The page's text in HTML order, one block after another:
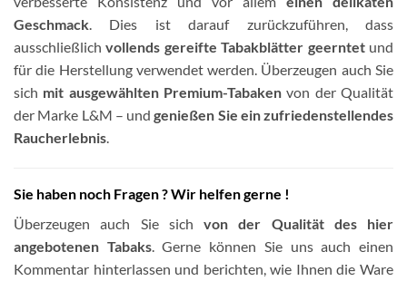
Geschmack . Dies ist darauf zurückzuführen, dass
ausschließlichvollends gereifte Tabakblätter geerntetund
für die Herstellung verwendet werden. Überzeugen auch Sie
sich mit ausgewählten Premium-Tabakenvon der Qualität
der Marke L&M – undgenießen Sie ein zufriedenstellendes
Raucherlebnis
Sie haben noch Fragen ? Wir helfen gerne !
Überzeugen auch Sie sich von der Qualität des hier
angebotenen Tabaks. Gerne können Sie uns auch einen
Kommentar hinterlassen und berichten, wie Ihnen die Ware